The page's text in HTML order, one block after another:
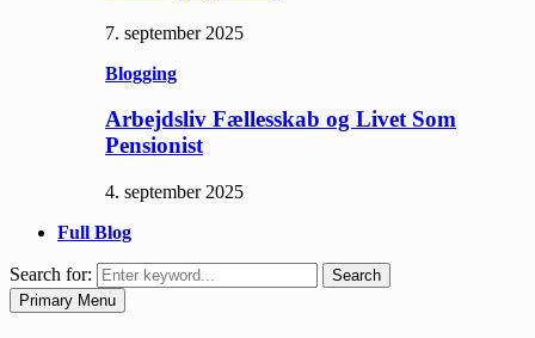
7. september 2025
Blogging
Arbejdsliv Fællesskab og Livet Som
Pensionist
4. september 2025
Full Blog
Search for:
Search
Primary Menu